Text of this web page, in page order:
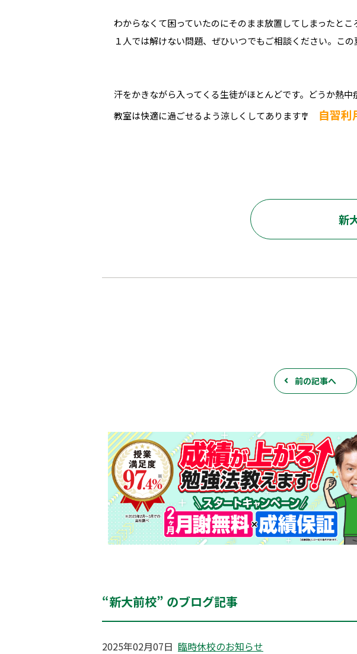
わからなくて困っていたのにそのまま放置してしまったとこ
１人では解けない問題、ぜひいつでもご相談ください。こ
汗をかきながら入ってくる生徒がほとんどです。どうか熱中
教室は快適に過ごせるよう涼しくしてあります🎐 自習利
新
前の記事へ
“新大前校” のブログ記事
2025年02月07日 臨時休校のお知らせ